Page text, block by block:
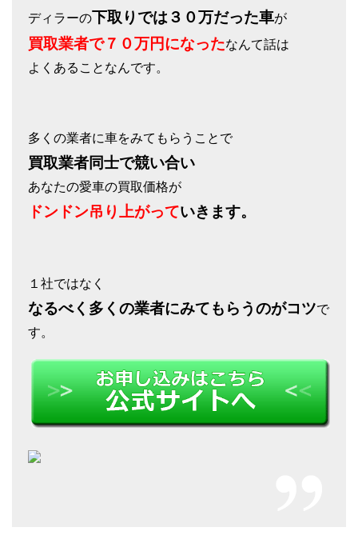
ディラーの下取りでは３０万だった車が
買取業者で７０万円になったなんて話は
よくあることなんです。
多くの業者に車をみてもらうことで
買取業者同士で競い合い
あなたの愛車の買取価格が
ドンドン吊り上がっていきます。
１社ではなく
なるべく多くの業者にみてもらうのがコツで
す。